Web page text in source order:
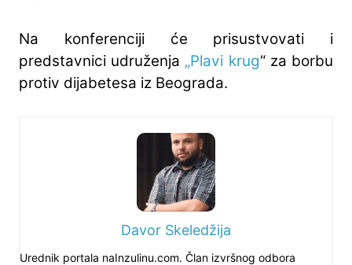
Na konferenciji će prisustvovati i
predstavnici udruženja „Plavi krug“ za borbu
protiv dijabetesa iz Beograda.
Davor Skeledžija
Urednik portala naInzulinu.com. Član izvršnog odbora